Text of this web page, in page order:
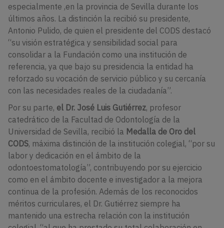
especialmente ,en la provincia de Sevilla durante los
últimos años. La distinción la recibió su presidente,
Antonio Pulido, de quien el presidente del CODS destacó
“su visión estratégica y sensibilidad social para
consolidar a la Fundación como una institución de
referencia, ya que bajo su presidencia la entidad ha
reforzado su vocación de servicio público y su cercanía
con las necesidades reales de la ciudadanía”.
Por su parte, el Dr. José Luis Gutiérrez, profesor
catedrático de la Facultad de Odontología de la
Universidad de Sevilla, recibió la Medalla de Oro del
CODS, máxima distinción de la institución colegial, “por su
labor y dedicación en el ámbito de la
odontoestomatología”, contribuyendo por su ejercicio
como en el ámbito docente e investigador a la mejora
continua de la profesión. Además de los reconocidos
méritos curriculares, el Dr. Gutiérrez siempre ha
mantenido una estrecha relación con la institución